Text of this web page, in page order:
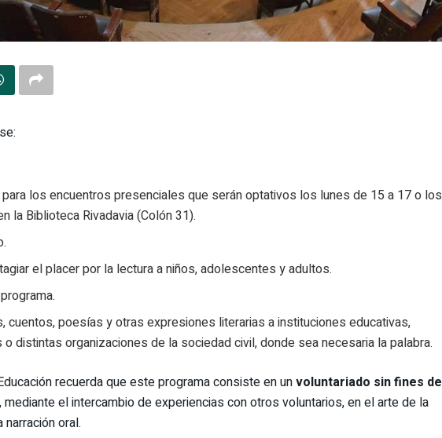
los encuentros presenciales que serán optativos los lunes de 15 a 17 o los
la Biblioteca Rivadavia (Colón 31).
el placer por la lectura a niños, adolescentes y adultos.
cuentos, poesías y otras expresiones literarias a instituciones educativas,
distintas organizaciones de la sociedad civil, donde sea necesaria la palabra.
recuerda que este programa consiste en unvoluntariado sin fines de
mediante el intercambio de experiencias con otros voluntarios, en el arte de la
oral.